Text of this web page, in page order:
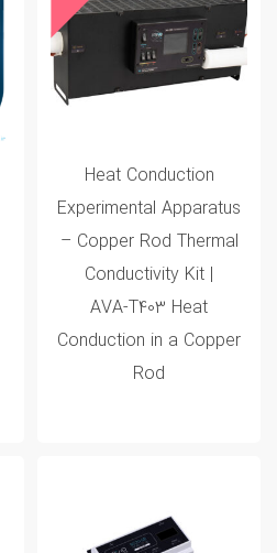
Heat Conduction
Experimental Apparatus
– Copper Rod Thermal
Conductivity Kit |
AVA‑T403 Heat
Conduction in a Copper
Rod